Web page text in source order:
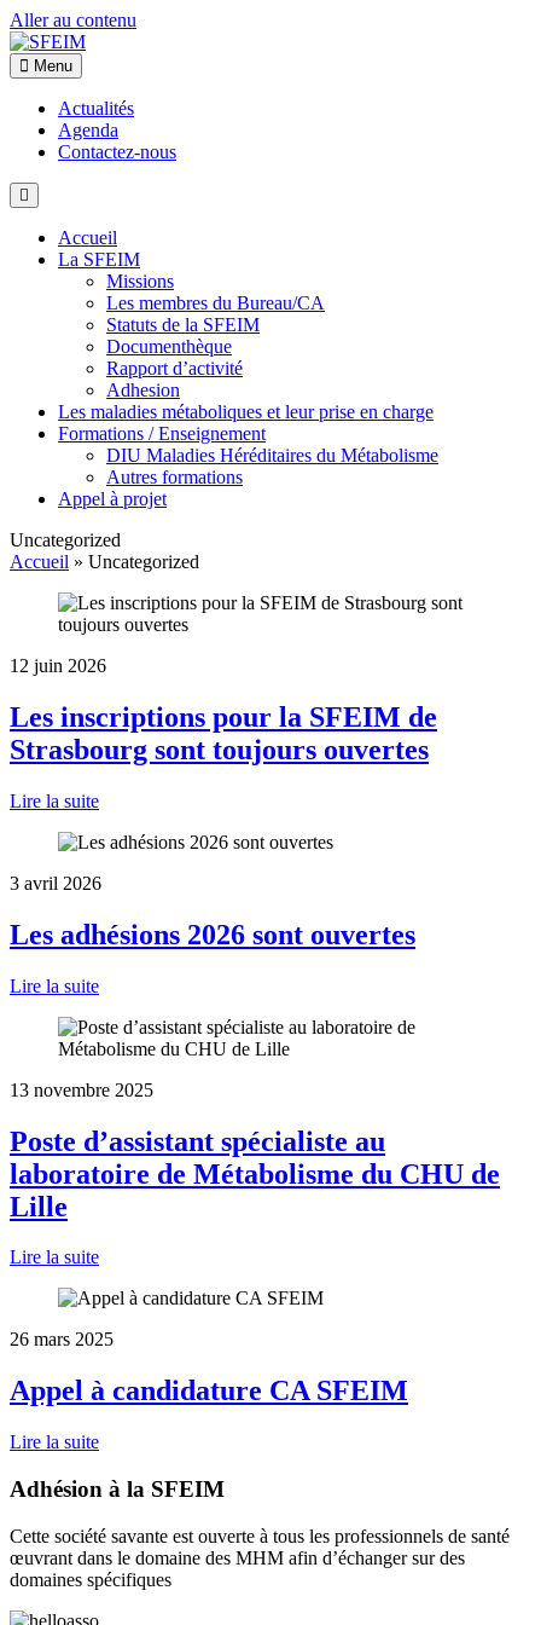
Aller au contenu
Menu
Actualités
Agenda
Contactez-nous
Accueil
La SFEIM
Missions
Les membres du Bureau/CA
Statuts de la SFEIM
Documenthèque
Rapport d’activité
Adhesion
Les maladies métaboliques et leur prise en charge
Formations / Enseignement
DIU Maladies Héréditaires du Métabolisme
Autres formations
Appel à projet
Uncategorized
Accueil » Uncategorized
12 juin 2026
Les inscriptions pour la SFEIM de
Strasbourg sont toujours ouvertes
Lire la suite
3 avril 2026
Les adhésions 2026 sont ouvertes
Lire la suite
13 novembre 2025
Poste d’assistant spécialiste au
laboratoire de Métabolisme du CHU de
Lille
Lire la suite
26 mars 2025
Appel à candidature CA SFEIM
Lire la suite
Adhésion à la SFEIM
Cette société savante est ouverte à tous les professionnels de santé
œuvrant dans le domaine des MHM afin d’échanger sur des
domaines spécifiques